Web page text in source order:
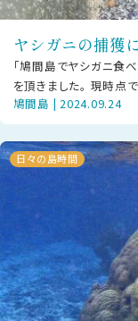
ヤシガニの捕獲
「鳩間島でヤシガニ食
を頂きました。 現時点では竹富町にヤシガニの捕獲を禁止する条例は
ありません（近隣の石垣
鳩間島 | 2024.09.24
日々の島時間